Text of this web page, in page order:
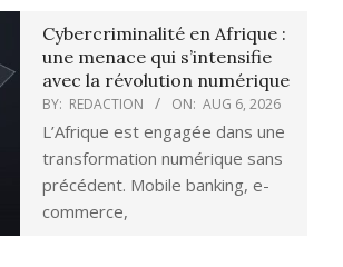
Cybercriminalité en Afrique :
une menace qui s’intensifie
avec la révolution numérique
BY: REDACTION ON: AUG 6, 2026
L’Afrique est engagée dans une
transformation numérique sans
précédent. Mobile banking, e-
commerce,